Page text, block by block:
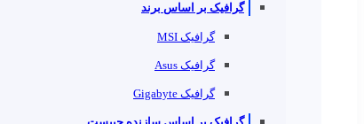
گرافیک بر اساس برند
گرافیک MSI
گرافیک Asus
گرافیک Gigabyte